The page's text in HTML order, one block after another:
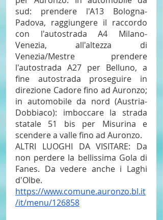
sud: prendere l'A13 Bologna-
Padova, raggiungere il raccordo
con l'autostrada A4 Milano-
Venezia, all'altezza di
Venezia/Mestre prendere
l'autostrada A27 per Belluno, a
fine autostrada proseguire in
direzione Cadore fino ad Auronzo;
in automobile da nord (Austria-
Dobbiaco): imboccare la strada
statale 51 bis per Misurina e
scendere a valle fino ad Auronzo.
ALTRI LUOGHI DA VISITARE: Da
non perdere la bellissima Gola di
Fanes. Da vedere anche i Laghi
d'Olbe.
https://www.comune.auronzo.bl.it
/it/menu/126858